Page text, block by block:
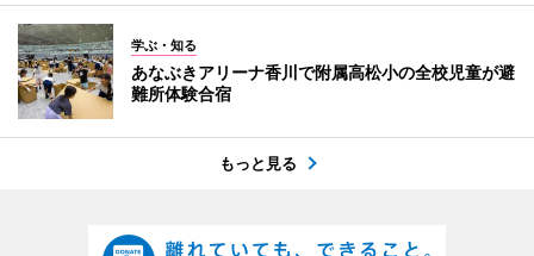
学ぶ・知る
あなぶきアリーナ香川で附属高松小の全校児童が避
難所体験合宿
もっと見る